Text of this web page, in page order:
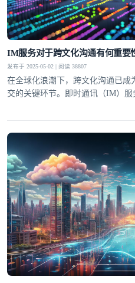
IM服务对于跨文化沟通有何重要
发布于 2025-05-02 | 阅读 38807
在全球化浪潮下，跨文化沟通已成
交的关键环节。即时通讯（IM）
台凭借实时翻译、多模态交互等
文化差异的"调解者"，让不同背景
这种技术赋能的沟通变革，正在重